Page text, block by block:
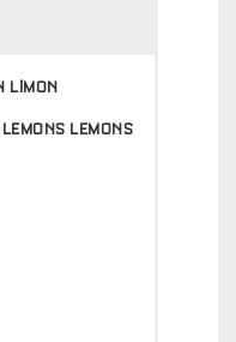
LİMON
LEMONS